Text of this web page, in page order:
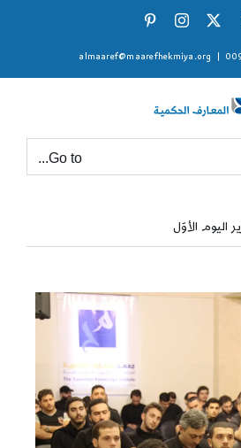
Facebook
X
Instagram
almaaref@maarefhekmiya.org
Go to...
اليوم الأوّل